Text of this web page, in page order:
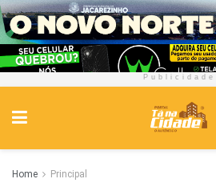
Publicidade
Home Principal